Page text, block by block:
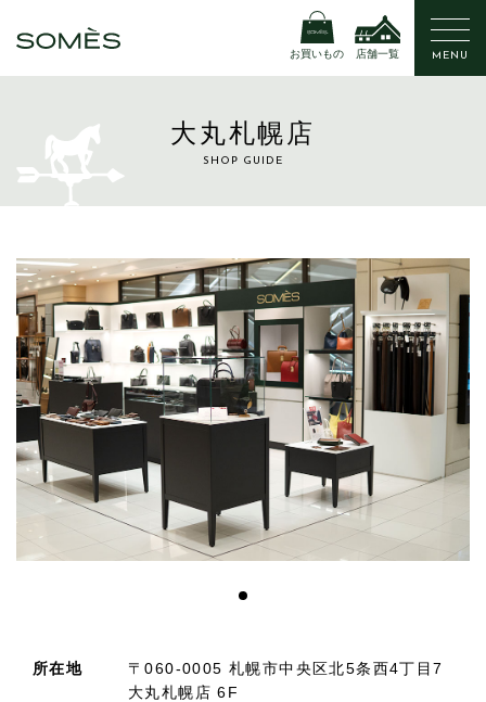
お買いもの 店舗一覧 MENU
大丸札幌店
SHOP GUIDE
所在地
〒060-0005 札幌市中央区北5条西4丁目7
大丸札幌店 6F